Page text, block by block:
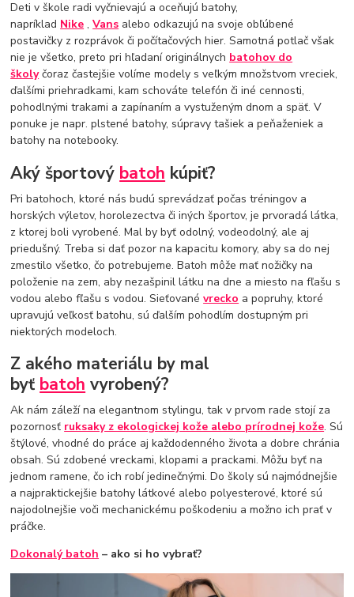
Deti v škole radi vyčnievajú a oceňujú batohy,
napríklad Nike ,Vans alebo odkazujú na svoje obľúbené
postavičky z rozprávok či počítačových hier. Samotná potlač však
nie je všetko, preto pri hľadaní originálnych batohov do
školyčoraz častejšie volíme modely s veľkým množstvom vreciek,
ďalšími priehradkami, kam schováte telefón či iné cennosti,
pohodlnými trakami a zapínaním a vystuženým dnom a späť. V
ponuke je napr. plstené batohy, súpravy tašiek a peňaženiek a
batohy na notebooky.
Aký športový batoh kúpiť?
Pri batohoch, ktoré nás budú sprevádzať počas tréningov a
horských výletov, horolezectva či iných športov, je prvoradá látka,
z ktorej boli vyrobené. Mal by byť odolný, vodeodolný, ale aj
priedušný. Treba si dať pozor na kapacitu komory, aby sa do nej
zmestilo všetko, čo potrebujeme. Batoh môže mať nožičky na
položenie na zem, aby nezašpinil látku na dne a miesto na fľašu s
vodou alebo fľašu s vodou. Sieťovanévrecko a popruhy, ktoré
upravujú veľkosť batohu, sú ďalším pohodlím dostupným pri
niektorých modeloch.
Z akého materiálu by mal
byť batoh vyrobený?
Ak nám záleží na elegantnom stylingu, tak v prvom rade stojí za
pozornosť ruksaky z ekologickej kože alebo prírodnej kože. Sú
štýlové, vhodné do práce aj každodenného života a dobre chránia
obsah. Sú zdobené vreckami, klopami a prackami. Môžu byť na
jednom ramene, čo ich robí jedinečnými. Do školy sú najmódnejšie
a najpraktickejšie batohy látkové alebo polyesterové, ktoré sú
najodolnejšie voči mechanickému poškodeniu a možno ich prať v
práčke.
Dokonalý batoh – ako si ho vybrať?